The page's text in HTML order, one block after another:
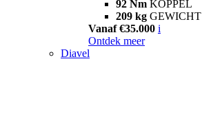
92 Nm KOPPEL
209 kg GEWICHT
Vanaf €35.000 i
Ontdek meer
Diavel